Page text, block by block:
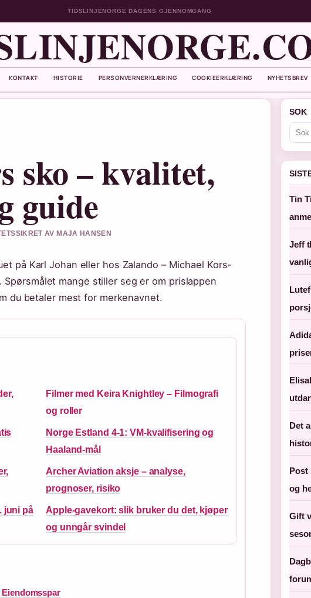
TIDSLINJENORGE DAGENS GJENNOMGANG
KONTAKT HISTORIE PERSONVERNERKLÆRING COOKIEERKLÆRING NYHETSBREV
sko – kvalitet,
guide
AV MAJA HANSEN
på Karl Johan eller hos Zalando – Michael Kors-
mange stiller seg er om prislappen
du betaler mest for merkenavnet.
Filmer med Keira Knightley – Filmografi
og roller
Norge Estland 4-1: VM-kvalifisering og
Haaland-mål
Archer Aviation aksje – analyse,
prognoser, risiko
juni på
Apple-gavekort: slik bruker du det, kjøper
og unngår svindel
SOK
Tin
Jeff
Det
Post
og
Gift